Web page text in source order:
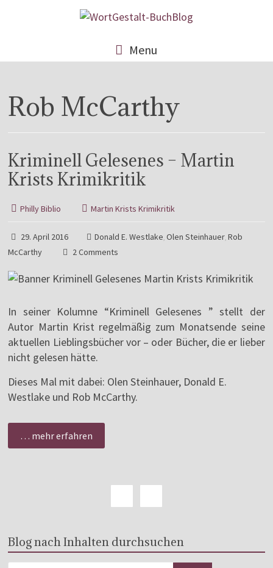
Menu
Rob McCarthy
Kriminell Gelesenes – Martin
Krists Krimikritik
Philly Biblio Martin Krists Krimikritik
29. April 2016 Donald E. Westlake,Olen Steinhauer,Rob
McCarthy
2 Comments
In seiner Kolumne “Kriminell Gelesenes ” stellt der
Autor Martin Krist regelmäßig zum Monatsende seine
aktuellen Lieblingsbücher vor – oder Bücher, die er lieber
nicht gelesen hätte.
Dieses Mal mit dabei: Olen Steinhauer, Donald E.
Westlake und Rob McCarthy.
… mehr erfahren
Blog nach Inhalten durchsuchen